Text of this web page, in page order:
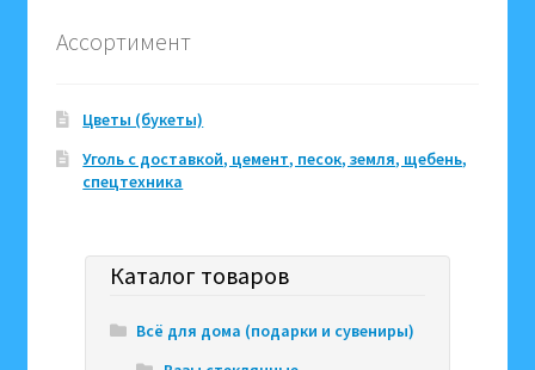
Ассортимент
Цветы (букеты)
Уголь с доставкой, цемент, песок, земля, щебень,
спецтехника
Каталог товаров
Всё для дома (подарки и сувениры)